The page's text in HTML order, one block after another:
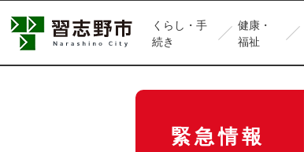
くらし・手
続き
健康・
福祉
緊急情報